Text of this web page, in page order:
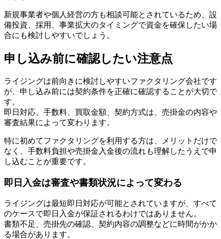
新規事業者や個人経営の方も相談可能とされているため、設
備投資、採用、事業拡大のタイミングで資金を確保したい場
合にも検討しやすいでしょう。
申し込み前に確認したい注意点
ライジングは前向きに検討しやすいファクタリング会社です
が、申し込み前には契約条件を正確に確認することが大切で
す。
即日対応、手数料、買取金額、契約方式は、売掛金の内容や
審査結果によって変わります。
特に初めてファクタリングを利用する方は、メリットだけで
なく、手数料負担や売掛金入金後の流れも理解したうえで申
し込むことが重要です。
即日入金は審査や書類状況によって変わる
ライジングは最短即日対応が可能とされていますが、すべて
のケースで即日入金が保証されるわけではありません。
書類不足、売掛先の確認、契約内容の調整などに時間がかか
る場合があります。